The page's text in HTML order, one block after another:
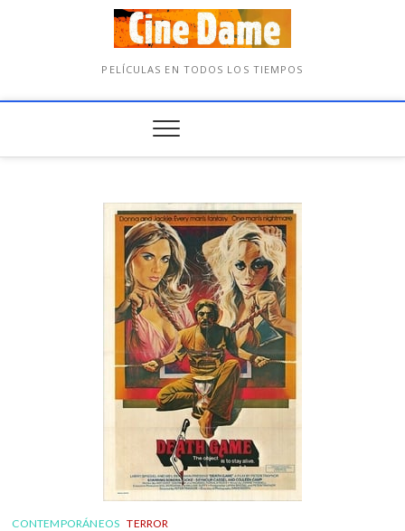
PELÍCULAS EN TODOS LOS TIEMPOS
CONTEMPORÁNEOS TERROR